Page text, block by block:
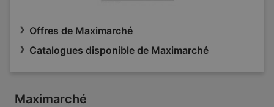
Offres de Maximarché
Catalogues disponible de Maximarché
Maximarché